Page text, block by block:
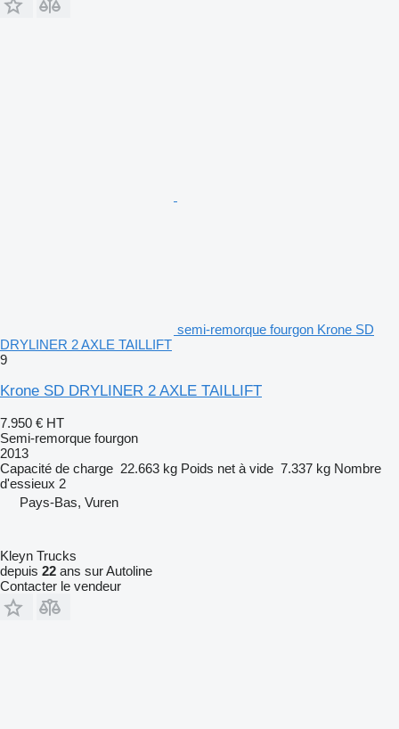
semi-remorque fourgon Krone SD
DRYLINER 2 AXLE TAILLIFT
9
Krone SD DRYLINER 2 AXLE TAILLIFT
7.950 € HT
Semi-remorque fourgon
2013
Capacité de charge 22.663 kg Poids net à vide 7.337 kg Nombre
d'essieux 2
Pays-Bas, Vuren
Kleyn Trucks
depuis 22 ans sur Autoline
Contacter le vendeur